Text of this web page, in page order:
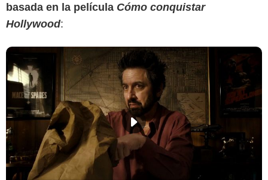
basada en la película Cómo conquistar
Hollywood: